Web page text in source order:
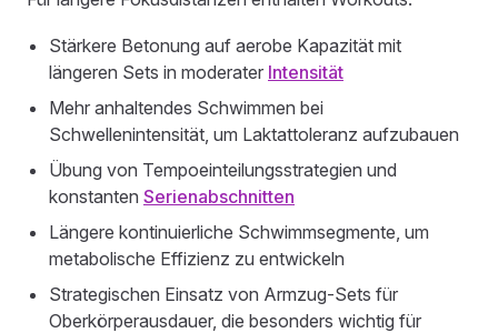
Stärkere Betonung auf aerobe Kapazität mit
längeren Sets in moderater Intensität
Mehr anhaltendes Schwimmen bei
Schwellenintensität, um Laktattoleranz aufzubauen
Übung von Tempoeinteilungsstrategien und
konstanten Serienabschnitten
Längere kontinuierliche Schwimmsegmente, um
metabolische Effizienz zu entwickeln
Strategischen Einsatz von Armzug-Sets für
Oberkörperausdauer, die besonders wichtig für